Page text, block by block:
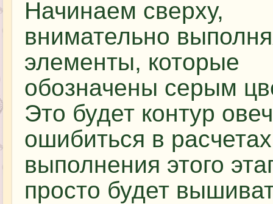
Начинаем сверху,
внимательно
элементы, которые
обозначены серым
Это будет контур
ошибиться в
выполнения этого
просто будет